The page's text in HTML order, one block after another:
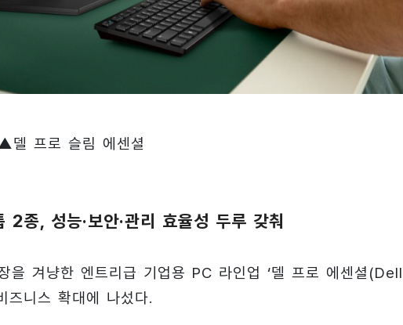
델 프로 슬림 에센셜
2종, 성능·보안·관리 효율성 두루 갖춰
을 겨냥한 엔트리급 기업용 PC 라인업 ‘델 프로 에센셜(Dell
니스 확대에 나섰다.